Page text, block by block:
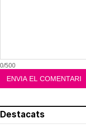
0/500
Destacats